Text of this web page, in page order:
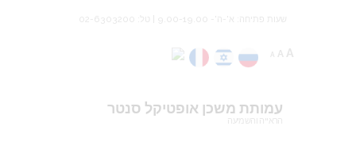
שעות פתיחה: א'-ה'- 9.00-19.00 | טל: 02-6303200
A A
עמותת משכן אופטיקל סנטר
הראייה והשמיעה